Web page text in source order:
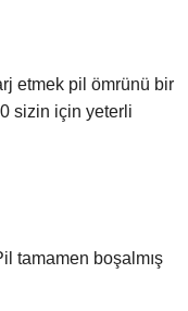
etmek pil ömrünü bir
sizin için yeterli
tamamen boşalmış